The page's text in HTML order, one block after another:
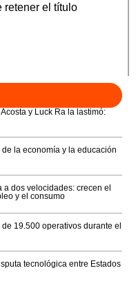
retener el título
y Luck Ra la lastimó:
la economía y la educación
a dos velocidades: crecen el
y el consumo
19.500 operativos durante el
tecnológica entre Estados